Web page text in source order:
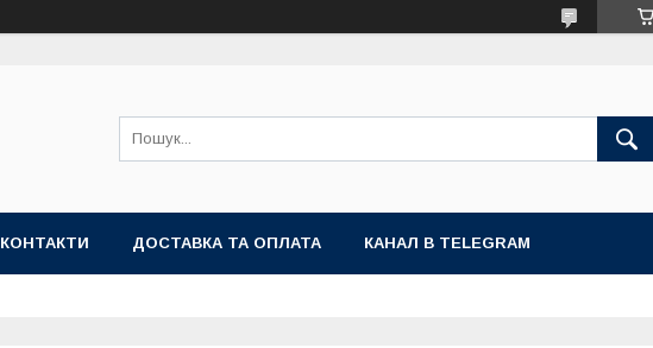
КОНТАКТИ ДОСТАВКА ТА ОПЛАТА КАНАЛ В TELEGRAM